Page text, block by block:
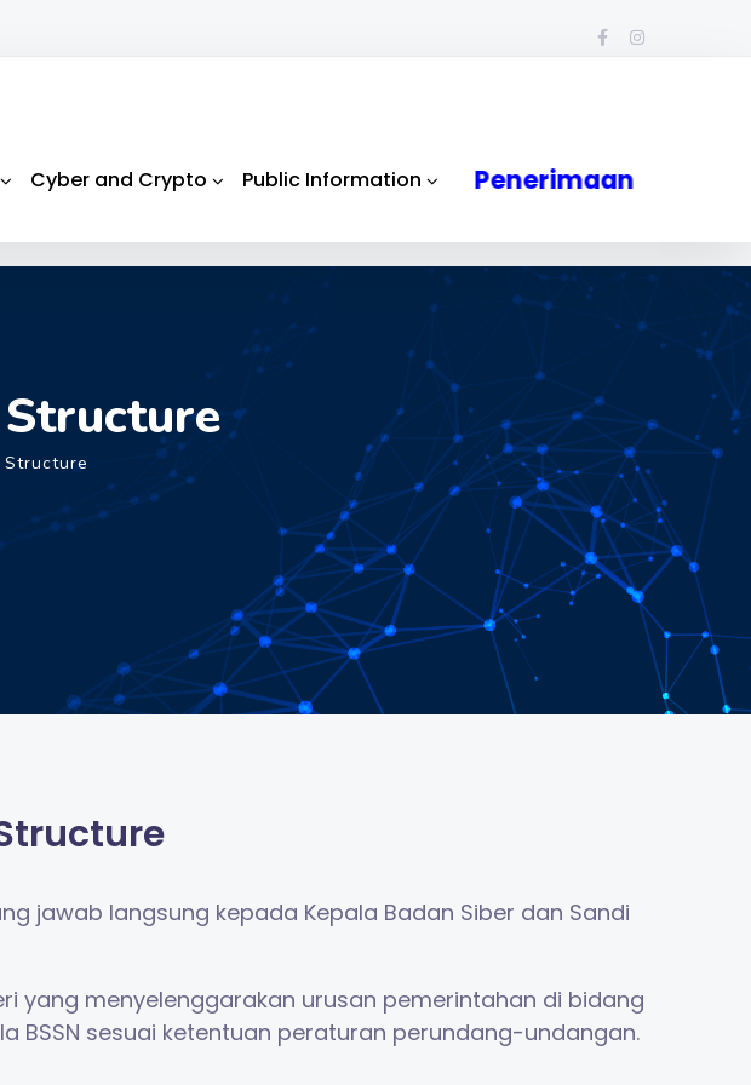
Cyber and Crypto Public Information Penerimaan
jawab langsung kepada Kepala Badan Siber dan Sandi
yang menyelenggarakan urusan pemerintahan di bidang
BSSN sesuai ketentuan peraturan perundang-undangan.